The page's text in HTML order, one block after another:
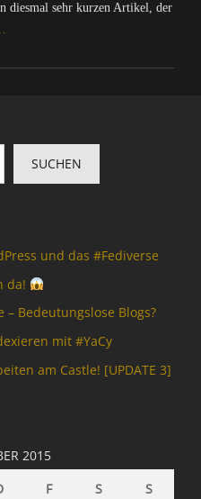
diesmal sehr kurzen Artikel, der
SUCHEN
und das #Fediverse
da!
Bedeutungslose Blogs?
mit #YaCy
am Castle! [UPDATE 3]
2015
F S S